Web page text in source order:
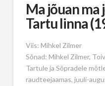
Ma jõuan ma
Tartu linna
Viis: Mihkel Zilmer
Sõnad: Mihkel Zilmer,
Tartule ja Sõpradele
raudteejaamas, juuli-